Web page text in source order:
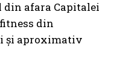
din afara Capitalei
din
şi aproximativ